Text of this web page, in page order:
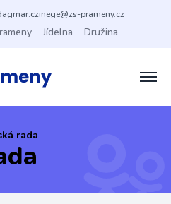
prameny.cz
Jídelna Družina
rada